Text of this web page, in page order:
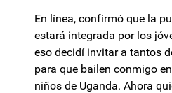
En línea, confirmó que la
estará integrada por los
eso decidí invitar a tantos
para que bailen conmigo
niños de Uganda. Ahora